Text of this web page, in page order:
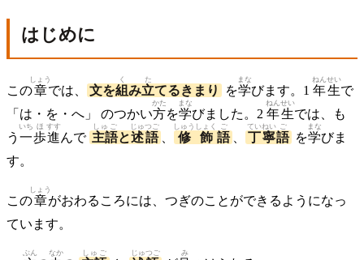
はじめに
この章
しょう
では、 文を組
く
み立
た
てるきまり を学
まな
びます。1 年
ねん
生
せい
で
「は・を・へ」 のつかい方
かた
を学
まな
びました。2 年
ねん
生
せい
では、も
う 一
いち
歩
ほ
進
すす
んで 主語
しゅご
と述語
じゅつご
修飾
しゅうしょく
語
ご
丁寧
ていねい
語
ご
を学
まな
びま
す。
この章
しょう
がおわるころには、つぎのことができるようになっ
ています。
ぶん なか しゅご じゅつご み